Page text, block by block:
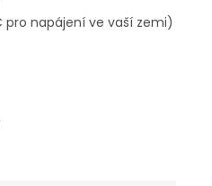
pro napájení ve vaší zemi)